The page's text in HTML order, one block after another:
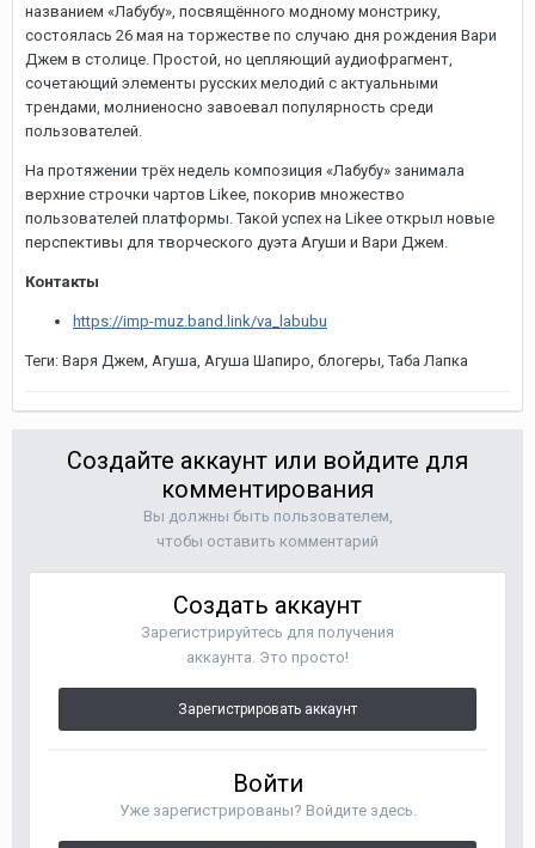
названием «Лабубу», посвящённого модному монстрику,
состоялась 26 мая на торжестве по случаю дня рождения Вари
Джем в столице. Простой, но цепляющий аудиофрагмент,
сочетающий элементы русских мелодий с актуальными
трендами, молниеносно завоевал популярность среди
пользователей.
На протяжении трёх недель композиция «Лабубу» занимала
верхние строчки чартов Likee, покорив множество
пользователей платформы. Такой успех на Likee открыл новые
перспективы для творческого дуэта Агуши и Вари Джем.
Контакты
https://imp-muz.band.link/va_labubu
Теги: Варя Джем, Агуша, Агуша Шапиро, блогеры, Таба Лапка
Создайте аккаунт или войдите для
комментирования
Вы должны быть пользователем,
чтобы оставить комментарий
Создать аккаунт
Зарегистрируйтесь для получения
аккаунта. Это просто!
Зарегистрировать аккаунт
Войти
Уже зарегистрированы? Войдите здесь.